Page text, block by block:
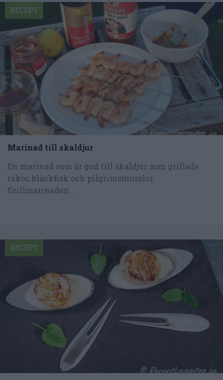
Marinad till skaldjur
En marinad som är god till skaldjur som grillade
räkor, bläckfisk och pilgrimsmusslor.
Grillmarinaden...
RECEPT
RECEPT